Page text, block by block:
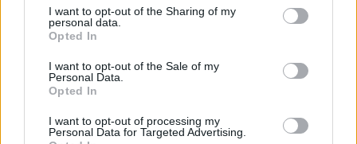
I want to opt-out of the Sharing of my
personal data.
Opted In
I want to opt-out of the Sale of my
Personal Data.
Opted In
I want to opt-out of processing my
Personal Data for Targeted Advertising.
Jag tror att folk köper bil av helt fel
anledning.
Senaste inlägget av
Ford Mustang e Mac 2023
Senaste inlägget av
Ni som kör HEV eller PHEV ? är ni nöjda?